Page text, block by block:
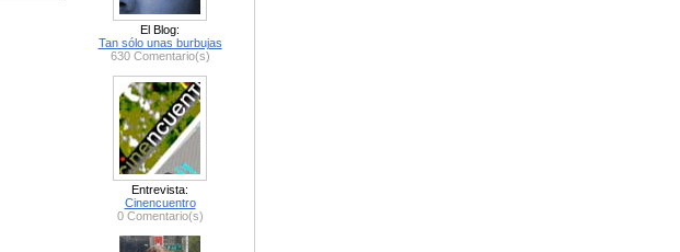
El Blog:
Tan sólo unas burbujas
630 Comentario(s)
Entrevista:
Cinencuentro
0 Comentario(s)